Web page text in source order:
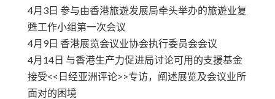
4月3日 参与由香港旅遊发展局牵头举办的旅遊业复
甦工作小组第一次会议
4月9日 香港展览会议业协会执行委员会会议
4月14日 与香港生产力促进局讨论可用的支援基金
接受<<日经亚洲评论>>专访，阐述展览及会议业所
面对的困境